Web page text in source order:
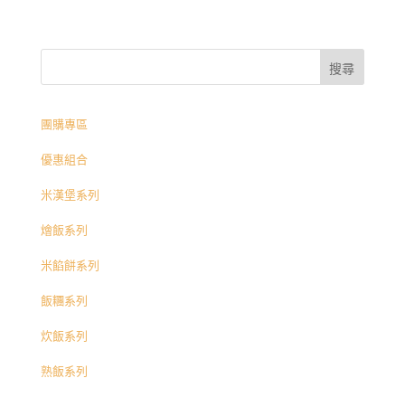
團購專區
優惠組合
米漢堡系列
燴飯系列
米餡餅系列
飯糰系列
炊飯系列
熟飯系列